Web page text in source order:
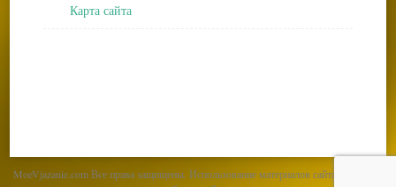
Карта сайта
MoeVjazanie.com Все права защищены. Использование материалов сайта возможно